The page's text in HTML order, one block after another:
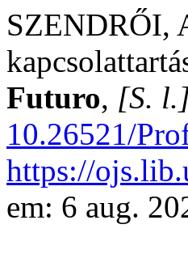
SZENDRŐI,
Futuro, [S.
10.26521/
https://
em: 6 aug.